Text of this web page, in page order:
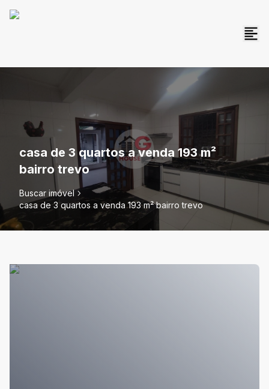
casa de 3 quartos a venda 193 m²
bairro trevo
Buscar imóvel
casa de 3 quartos a venda 193 m² bairro trevo